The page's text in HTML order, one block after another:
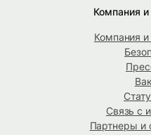
Компания
Компания
Связь с
Партнеры и